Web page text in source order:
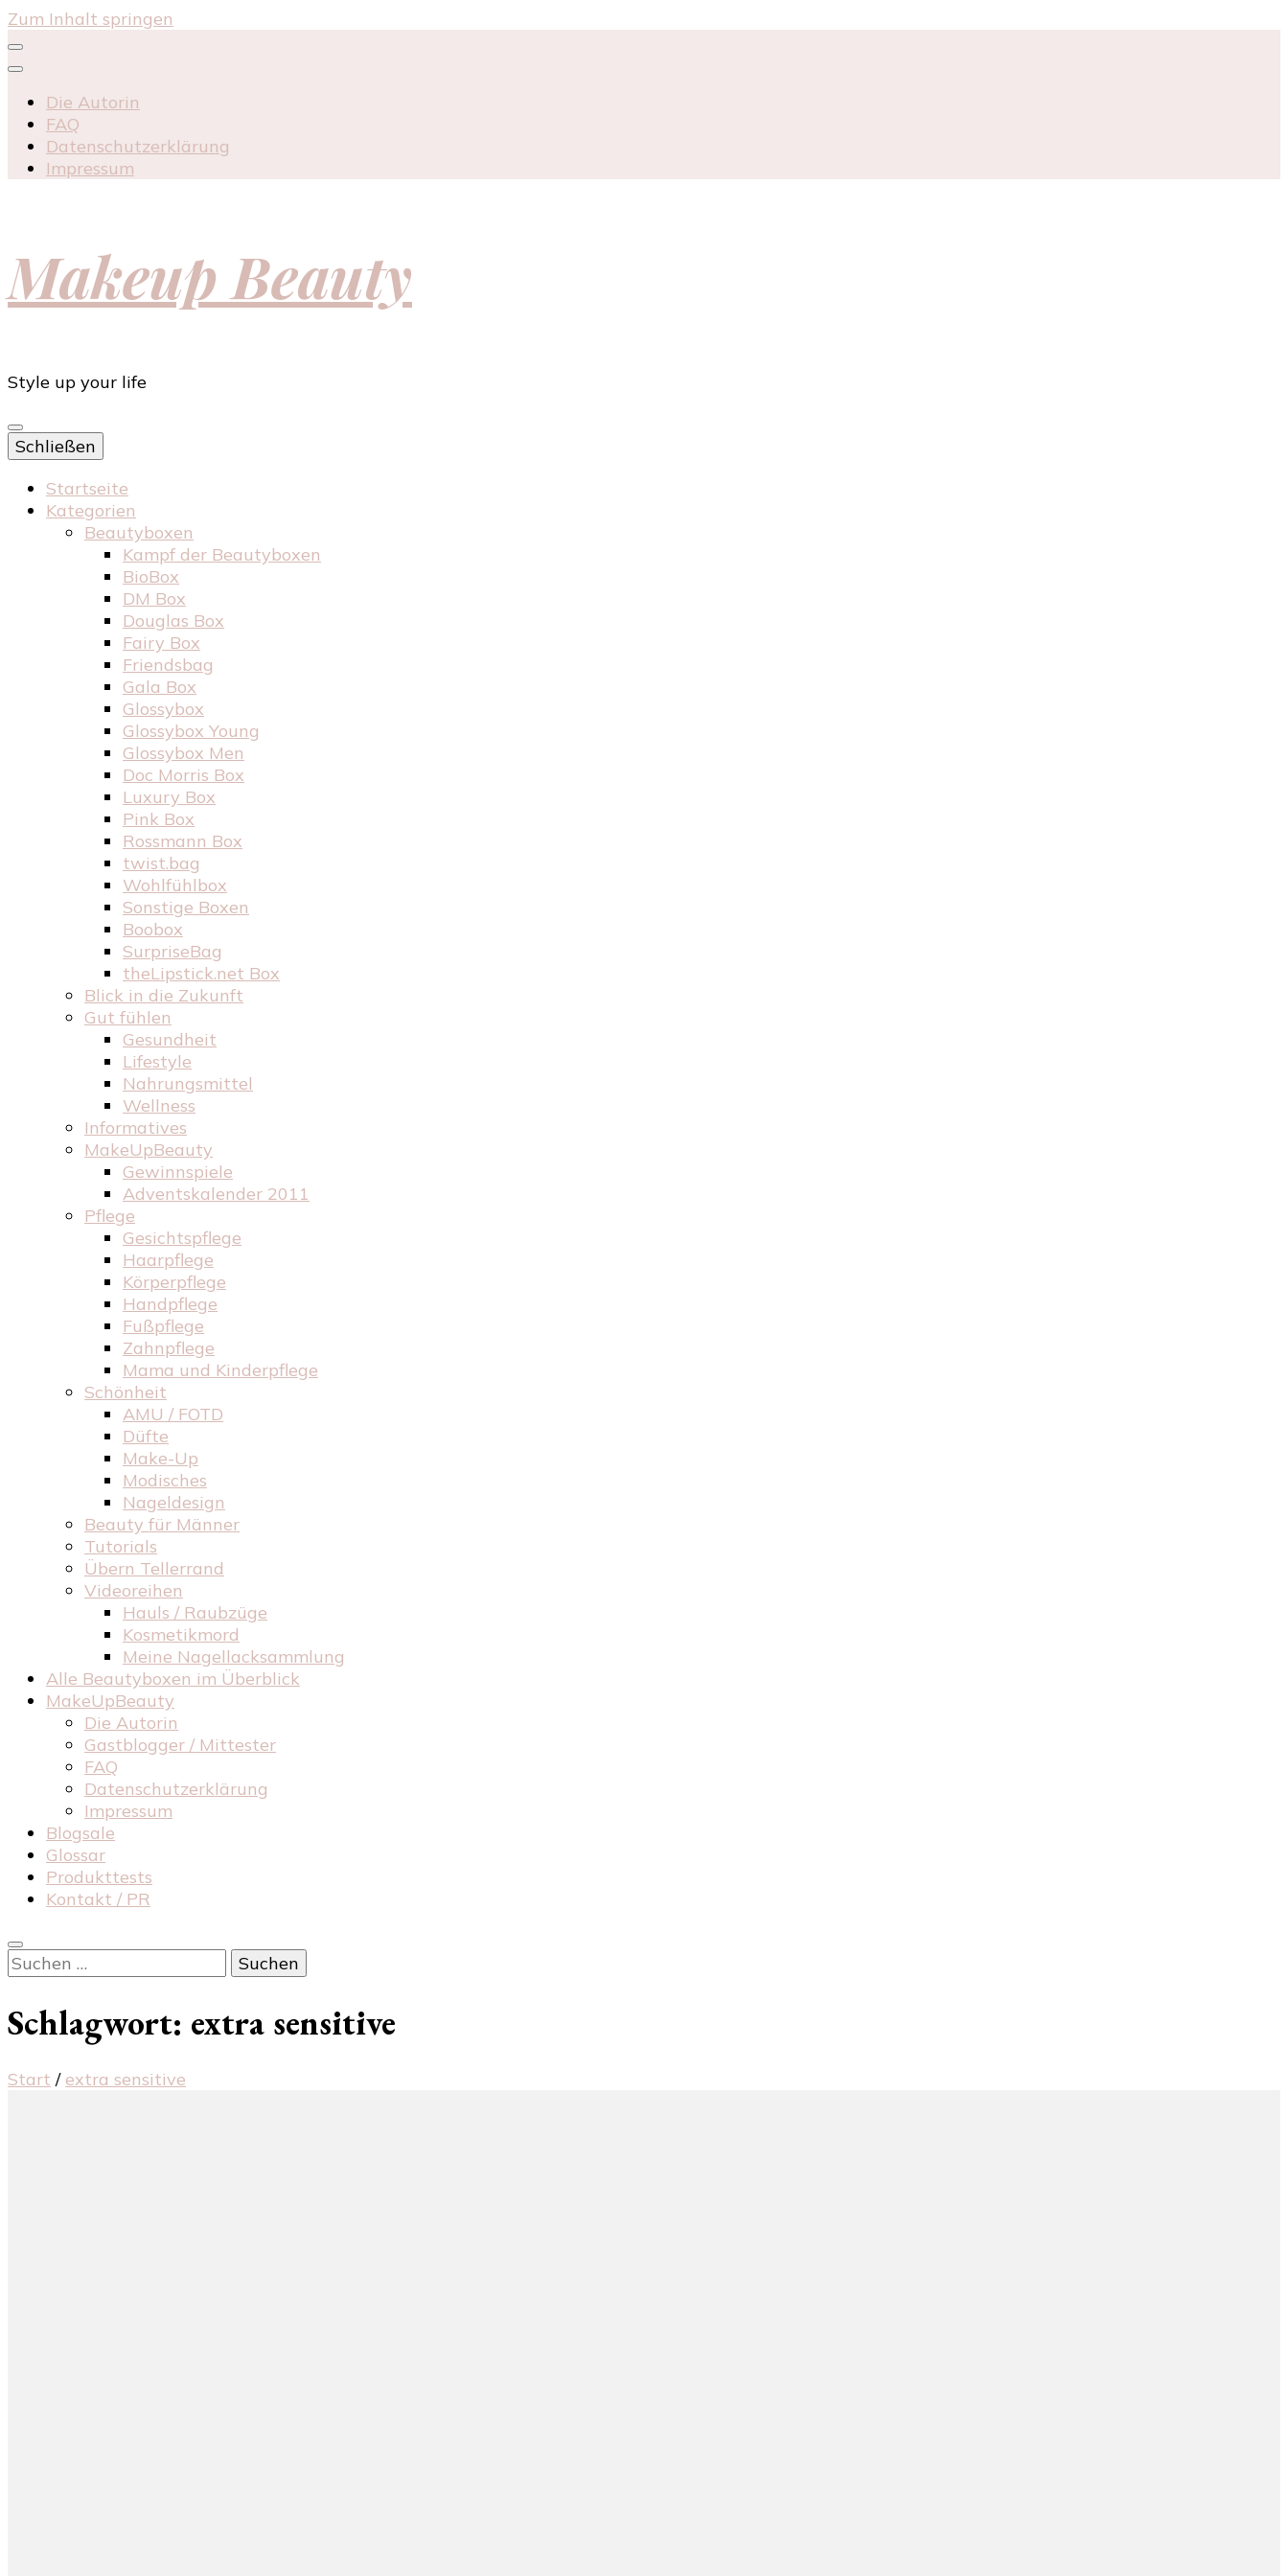
Zum Inhalt springen
Die Autorin
FAQ
Datenschutzerklärung
Impressum
Makeup Beauty
Style up your life
Schließen
Startseite
Kategorien
Beautyboxen
Kampf der Beautyboxen
BioBox
DM Box
Douglas Box
Fairy Box
Friendsbag
Gala Box
Glossybox
Glossybox Young
Glossybox Men
Doc Morris Box
Luxury Box
Pink Box
Rossmann Box
twist.bag
Wohlfühlbox
Sonstige Boxen
Boobox
SurpriseBag
theLipstick.net Box
Blick in die Zukunft
Gut fühlen
Gesundheit
Lifestyle
Nahrungsmittel
Wellness
Informatives
MakeUpBeauty
Gewinnspiele
Adventskalender 2011
Pflege
Gesichtspflege
Haarpflege
Körperpflege
Handpflege
Fußpflege
Zahnpflege
Mama und Kinderpflege
Schönheit
AMU / FOTD
Düfte
Make-Up
Modisches
Nageldesign
Beauty für Männer
Tutorials
Übern Tellerrand
Videoreihen
Hauls / Raubzüge
Kosmetikmord
Meine Nagellacksammlung
Alle Beautyboxen im Überblick
MakeUpBeauty
Die Autorin
Gastblogger / Mittester
FAQ
Datenschutzerklärung
Impressum
Blogsale
Glossar
Produkttests
Kontakt / PR
Suchen
nach:
Schlagwort: extra sensitive
Start / extra sensitive